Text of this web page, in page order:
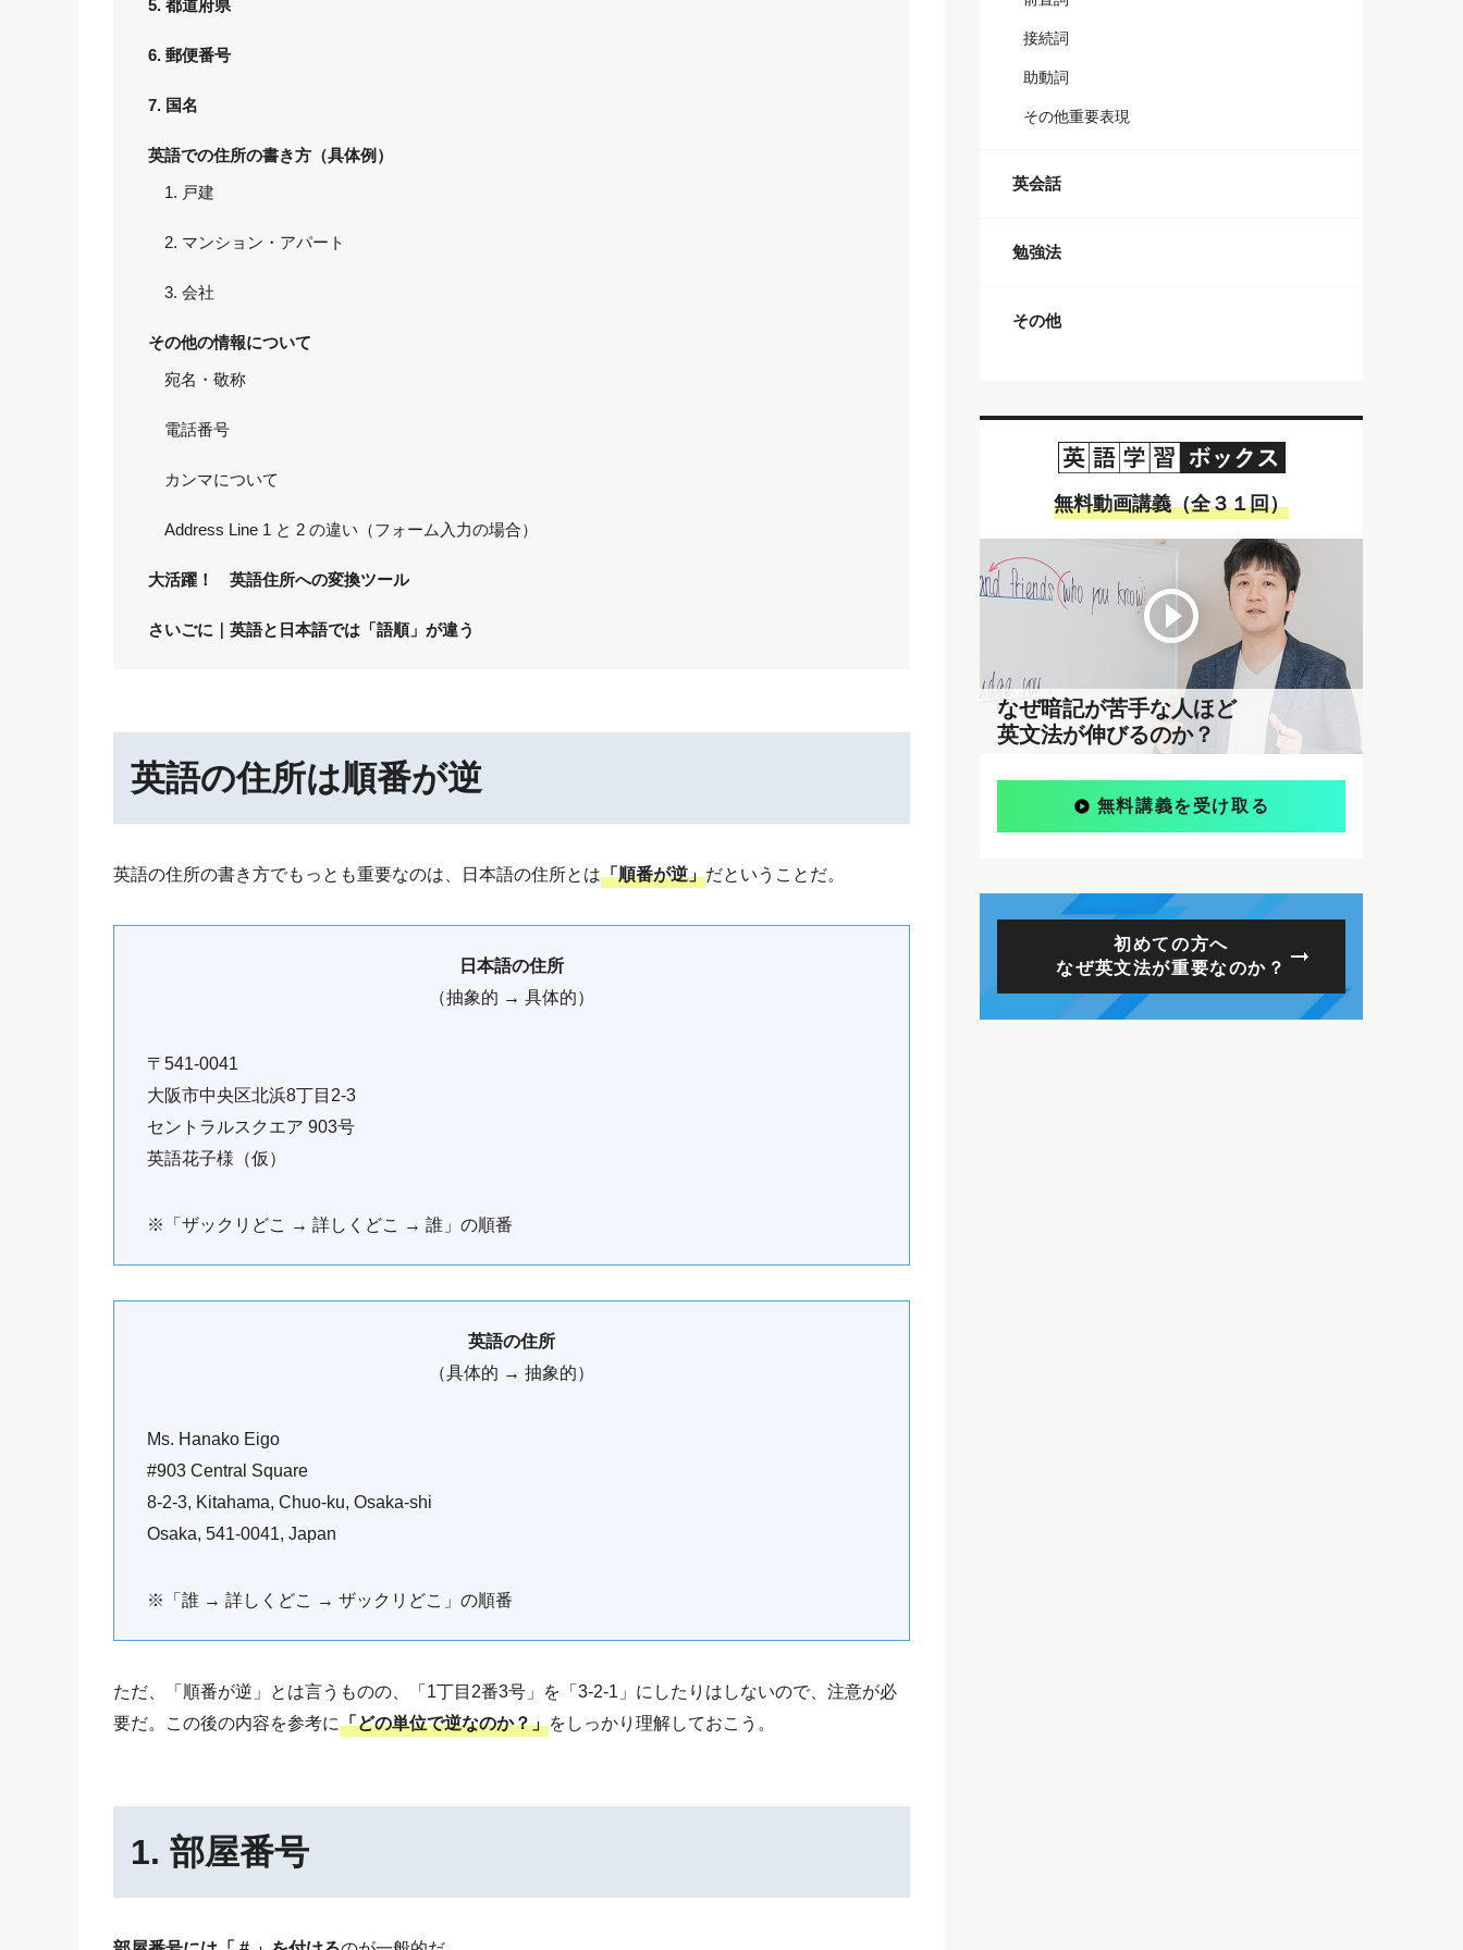
5. 都道府県
6. 郵便番号
7. 国名
英語での住所の書き方（具体例）
1. 戸建
2. マンション・アパート
3. 会社
その他の情報について
宛名・敬称
電話番号
カンマについて
Address Line 1 と 2 の違い（フォーム入力の場合）
大活躍！ 英語住所への変換ツール
さいごに｜英語と日本語では「語順」が違う
英語の住所は順番が逆
英語の住所の書き方でもっとも重要なのは、日本語の住所とは「順番が逆」だということだ。
日本語の住所
（抽象的 → 具体的）
〒541-0041
大阪市中央区北浜8丁目2-3
セントラルスクエア 903号
英語花子様（仮）
※「ザックリどこ → 詳しくどこ → 誰」の順番
英語の住所
（具体的 → 抽象的）
Ms. Hanako Eigo
#903 Central Square
8-2-3, Kitahama, Chuo-ku, Osaka-shi
Osaka, 541-0041, Japan
※「誰 → 詳しくどこ → ザックリどこ」の順番
ただ、「順番が逆」とは言うものの、「1丁目2番3号」を「3-2-1」にしたりはしないので、注意が必
要だ。この後の内容を参考に「どの単位で逆なのか？」をしっかり理解しておこう。
1. 部屋番号
接続詞
助動詞
その他重要表現
英会話
勉強法
その他
無料動画講義（全３１回）
なぜ暗記が苦手な人ほど
英文法が伸びるのか？
無料講義を受け取る
初めての方へ
なぜ英文法が重要なのか？